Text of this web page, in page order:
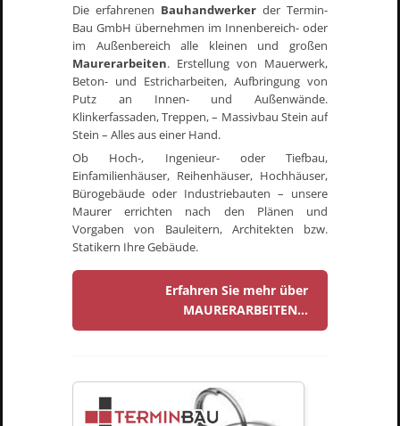
Die erfahrenen Bauhandwerker der Termin-
Bau GmbH übernehmen im Innenbereich- oder
im Außenbereich alle kleinen und großen
Maurerarbeiten. Erstellung von Mauerwerk,
Beton- und Estricharbeiten, Aufbringung von
Putz an Innen- und Außenwände.
Klinkerfassaden, Treppen, – Massivbau Stein auf
Stein – Alles aus einer Hand.
Ob Hoch-, Ingenieur- oder Tiefbau,
Einfamilienhäuser, Reihenhäuser, Hochhäuser,
Bürogebäude oder Industriebauten – unsere
Maurer errichten nach den Plänen und
Vorgaben von Bauleitern, Architekten bzw.
Statikern Ihre Gebäude.
Erfahren Sie mehr über
MAURERARBEITEN...